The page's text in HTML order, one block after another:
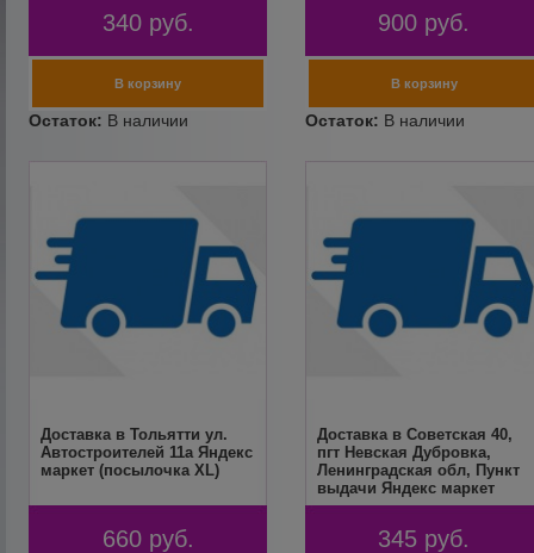
340 руб. 900 руб.
Доставка в Тольятти ул.
Автостроителей 11а Яндекс
маркет (посылочка XL)
660 руб.
Доставка в Советская 40,
пгт Невская Дубровка,
Ленинградская обл, Пункт
выдачи Яндекс маркет
(посылочка S)
345 руб.